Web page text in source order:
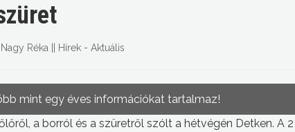
Nagy Réka Hírek - Aktuális
mint egy éves információkat tartalmaz!
a borról és a szüretről szólt a hétvégén Detken. A